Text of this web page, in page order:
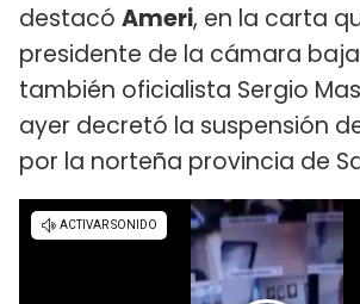
destacó Ameri, en la carta
presidente de la cámara
también oficialista Sergio
ayer decretó la suspensión
por la norteña provincia de